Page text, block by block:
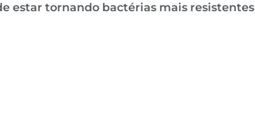
estar tornando bactérias mais resistentes